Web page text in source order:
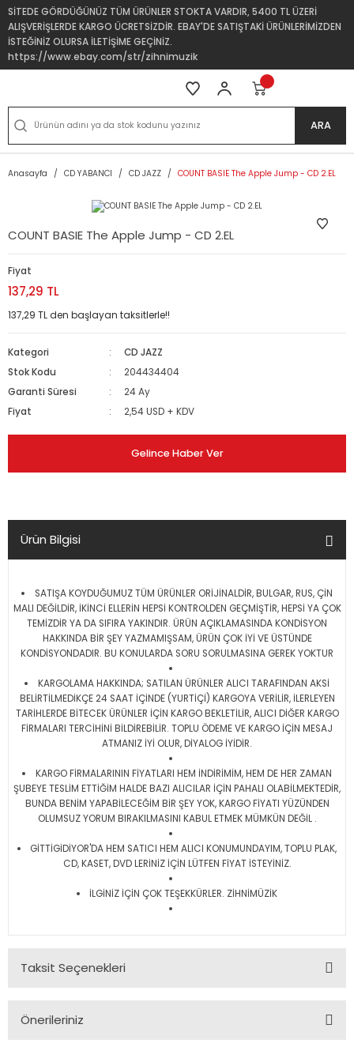
SİTEDE GÖRDÜĞÜNÜZ TÜM ÜRÜNLER STOKTA VARDIR, 5400 TL ÜZERİ
ALIŞVERİŞLERDE KARGO ÜCRETSİZDİR. EBAY'DE SATIŞTAKİ ÜRÜNLERİMİZDEN
İSTEĞİNİZ OLURSA İLETİŞİME GEÇİNİZ.
https://www.ebay.com/str/zihnimuzik
ARA
Anasayfa CD YABANCI CD JAZZ COUNT BASIE The Apple Jump - CD 2.EL
COUNT BASIE The Apple Jump - CD 2.EL
Fiyat
137,29 TL
137,29 TL den başlayan taksitlerle!!
Kategori
CD JAZZ
Stok Kodu
204434404
Garanti Süresi
24 Ay
Fiyat
2,54 USD + KDV
Gelince Haber Ver
Ürün Bilgisi
SATIŞA KOYDUĞUMUZ TÜM ÜRÜNLER ORİJİNALDİR, BULGAR, RUS, ÇİN
MALI DEĞİLDİR, İKİNCİ ELLERİN HEPSİ KONTROLDEN GEÇMİŞTİR, HEPSİ YA ÇOK
TEMİZDİR YA DA SIFIRA YAKINDIR. ÜRÜN AÇIKLAMASINDA KONDİSYON
HAKKINDA BİR ŞEY YAZMAMIŞSAM, ÜRÜN ÇOK İYİ VE ÜSTÜNDE
KONDİSYONDADIR. BU KONULARDA SORU SORULMASINA GEREK YOKTUR
KARGOLAMA HAKKINDA; SATILAN ÜRÜNLER ALICI TARAFINDAN AKSİ
BELİRTİLMEDİKÇE 24 SAAT İÇİNDE (YURTİÇİ) KARGOYA VERİLİR, İLERLEYEN
TARİHLERDE BİTECEK ÜRÜNLER İÇİN KARGO BEKLETİLİR, ALICI DİĞER KARGO
FİRMALARI TERCİHİNİ BİLDİREBİLİR. TOPLU ÖDEME VE KARGO İÇİN MESAJ
ATMANIZ İYİ OLUR, DİYALOG İYİDİR.
KARGO FİRMALARININ FİYATLARI HEM İNDİRİMİM, HEM DE HER ZAMAN
ŞUBEYE TESLİM ETTİĞİM HALDE BAZI ALICILAR İÇİN PAHALI OLABİLMEKTEDİR,
BUNDA BENİM YAPABİLECEĞİM BİR ŞEY YOK, KARGO FİYATI YÜZÜNDEN
OLUMSUZ YORUM BIRAKILMASINI KABUL ETMEK MÜMKÜN DEĞİL .
GİTTİGİDİYOR'DA HEM SATICI HEM ALICI KONUMUNDAYIM, TOPLU PLAK,
CD, KASET, DVD LERİNİZ İÇİN LÜTFEN FİYAT İSTEYİNİZ.
İLGİNİZ İÇİN ÇOK TEŞEKKÜRLER. ZİHNİMÜZİK
Taksit Seçenekleri
Önerileriniz